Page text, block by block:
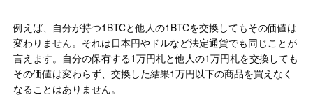
例えば、自分が持つ1BTCと他人の1BTCを交換してもその価値は
変わりません。それは日本円やドルなど法定通貨でも同じことが
言えます。自分の保有する1万円札と他人の1万円札を交換しても
その価値は変わらず、交換した結果1万円以下の商品を買えなく
なることはありません。